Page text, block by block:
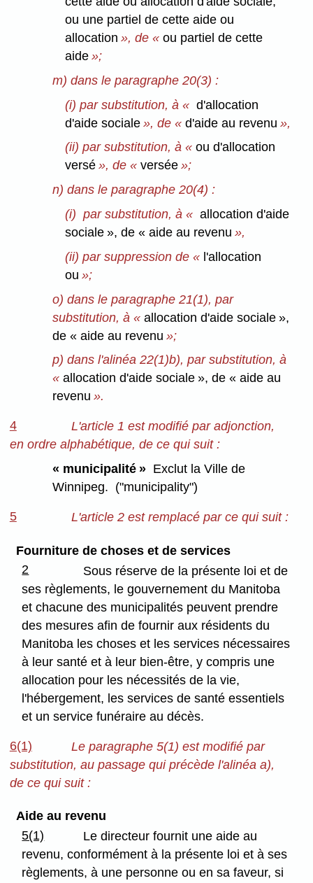
ou une partiel de cette aide ou
allocation », de « ou partiel de cette
aide»;
m) dans le paragraphe 20(3) :
(i) par substitution, à « d'allocation
d'aide sociale», de « d'aide au revenu »,
(ii) par substitution, à « ou d'allocation
versé», de « versée»;
n) dans le paragraphe 20(4) :
(i) par substitution, à « allocation d'aide
sociale », de « aide au revenu »,
(ii) par suppression de « l'allocation
ou »;
o) dans le paragraphe 21(1), par
substitution, à «allocation d'aide sociale »,
de « aide au revenu »;
p) dans l'alinéa 22(1)b), par substitution, à
«allocation d'aide sociale », de « aide au
revenu ».
4
L'article 1 est modifié par adjonction,
en ordre alphabétique, de ce qui suit :
« municipalité » Exclut la Ville de
Winnipeg. ("municipality")
5 L'article 2 est remplacé par ce qui suit :
Fourniture de choses et de services
2
Sous réserve de la présente loi et de
ses règlements, le gouvernement du Manitoba
et chacune des municipalités peuvent prendre
des mesures afin de fournir aux résidents du
Manitoba les choses et les services nécessaires
à leur santé et à leur bien-être, y compris une
allocation pour les nécessités de la vie,
l'hébergement, les services de santé essentiels
et un service funéraire au décès.
6(1)
Le paragraphe 5(1) est modifié par
substitution, au passage qui précède l'alinéa a),
de ce qui suit :
Aide au revenu
5(1)
Le directeur fournit une aide au
revenu, conformément à la présente loi et à ses
règlements, à une personne ou en sa faveur, si